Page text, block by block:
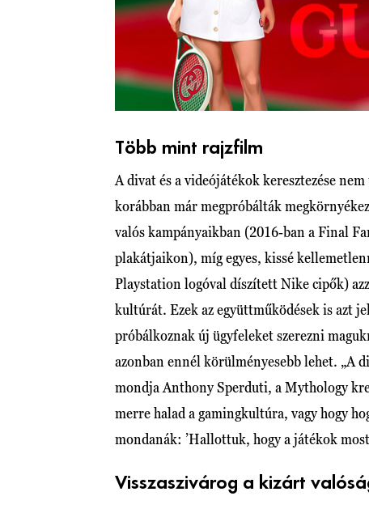
Több mint rajzfilm
A divat és a videójátékok keresztezése
korábban már megpróbálták
valós kampányaikban (2016-ban a Final
plakátjaikon), míg egyes, kissé
Playstation logóval díszített Nike cipők)
kultúrát. Ezek az együttműködések is azt
próbálkoznak új ügyfeleket szerezni
azonban ennél körülményesebb lehet. „A
mondja Anthony Sperduti, a Mythology
merre halad a gamingkultúra, vagy hogy
mondanák: ’Hallottuk, hogy a játékok
Visszaszivárog a kizárt